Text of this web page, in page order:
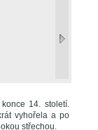
14. století.
vyhořela a po
střechou.